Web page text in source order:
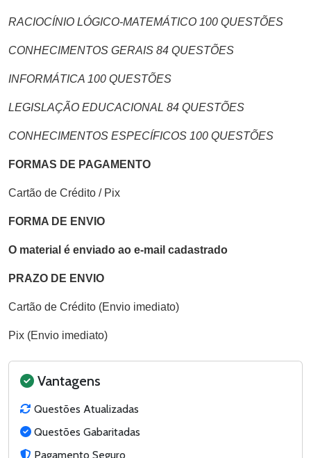
RACIOCÍNIO LÓGICO-MATEMÁTICO 100 QUESTÕES
CONHECIMENTOS GERAIS 84 QUESTÕES
INFORMÁTICA 100 QUESTÕES
LEGISLAÇÃO EDUCACIONAL 84 QUESTÕES
CONHECIMENTOS ESPECÍFICOS 100 QUESTÕES
FORMAS DE PAGAMENTO
Cartão de Crédito / Pix
FORMA DE ENVIO
O material é enviado ao e-mail cadastrado
PRAZO DE ENVIO
Cartão de Crédito (Envio imediato)
Pix (Envio imediato)
Vantagens
Questões Atualizadas
Questões Gabaritadas
Pagamento Seguro